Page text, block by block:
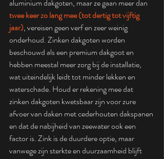
aluminium dakgoten, maar ze gaan meer dan
twee keer zo lang mee (tot dertig tot vijftig
jaar), vereisen geen verf en zeer weinig
onderhoud. Zinken dakgoten worden
beschouwd als een premium dakgoot en
hebben meestal meer zorg bij de installatie,
wat uiteindelijk leidt tot minder lekken en
waterschade. Houd er rekening mee dat
zinken dakgoten kwetsbaar zijn voor zure
afvoer van daken met cederhouten dakspanen
en dat de nabijheid van zeewater ook een
factor is. Zink is de duurdere optie, maar
vanwege zijn sterkte en duurzaamheid blijft